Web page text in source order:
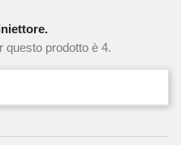
questo prodotto è 4.